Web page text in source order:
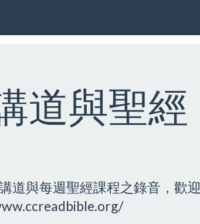
道與聖經
道與每週聖經課程之錄音，歡迎